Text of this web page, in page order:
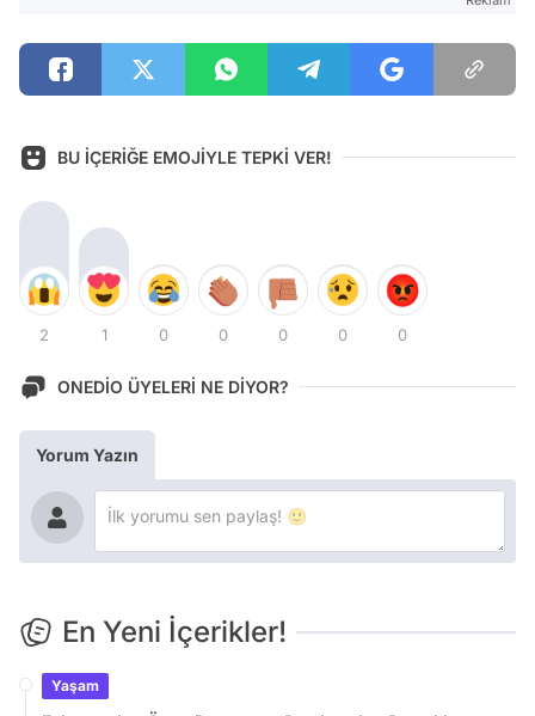
BU İÇERİĞE EMOJİYLE TEPKİ VER!
2 1 0 0 0 0 0
ONEDİO ÜYELERİ NE DİYOR?
Yorum Yazın
En Yeni İçerikler!
Yaşam